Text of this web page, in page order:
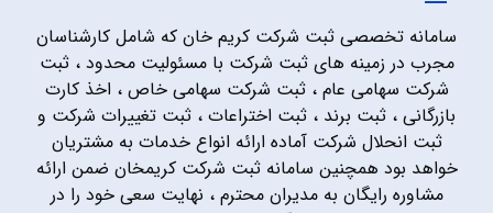
سامانه تخصصی ثبت شرکت کریم خان که شامل کارشناسان
مجرب در زمینه های ثبت شرکت با مسئولیت محدود ، ثبت
شرکت سهامی عام ، ثبت شرکت سهامی خاص ، اخذ کارت
بازرگانی ، ثبت برند ، ثبت اختراعات ، ثبت تغییرات شرکت و
ثبت انحلال شرکت آماده ارائه انواع خدمات به مشتریان
خواهد بود همچنین سامانه ثبت شرکت کریمخان ضمن ارائه
مشاوره رایگان به مدیران محترم ، نهایت سعی خود را در